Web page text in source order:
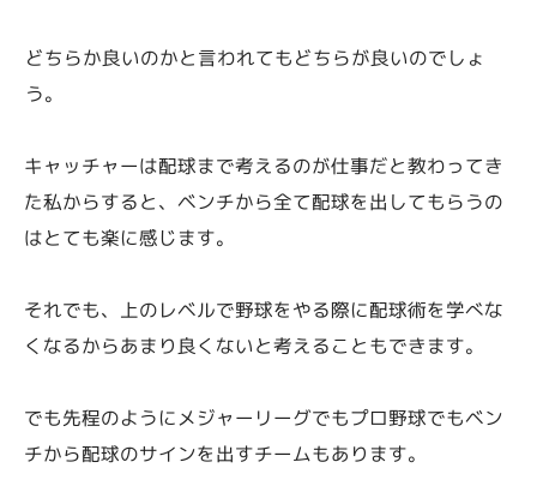
どちらか良いのかと言われてもどちらが良いのでしょ
う。
キャッチャーは配球まで考えるのが仕事だと教わってき
た私からすると、ベンチから全て配球を出してもらうの
はとても楽に感じます。
それでも、上のレベルで野球をやる際に配球術を学べな
くなるからあまり良くないと考えることもできます。
でも先程のようにメジャーリーグでもプロ野球でもベン
チから配球のサインを出すチームもあります。